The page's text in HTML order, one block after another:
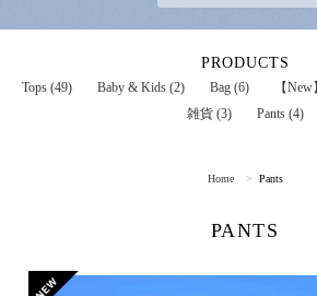
PRODUCTS
Tops (49) Baby & Kids (2) Bag (6) 【
雑貨 (3)
Pants (4)
Home Pants
PANTS